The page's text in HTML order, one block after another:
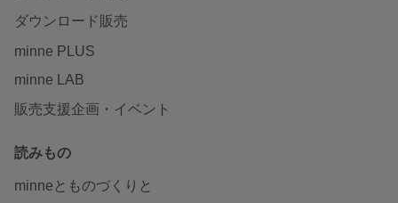
ダウンロード販売
minne PLUS
minne LAB
販売支援企画・イベント
読みもの
minneとものづくりと